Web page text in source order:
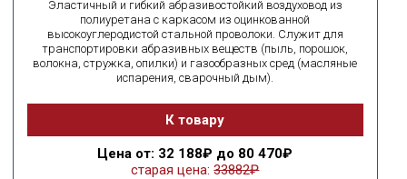
Эластичный и гибкий абразивостойкий воздуховод из
полиуретана с каркасом из оцинкованной
высокоуглеродистой стальной проволоки. Служит для
транспортировки абразивных веществ (пыль, порошок,
волокна, стружка, опилки) и газообразных сред (масляные
испарения, сварочный дым).
К товару
Цена от: 32 188₽ до 80 470₽
старая цена: 33882₽